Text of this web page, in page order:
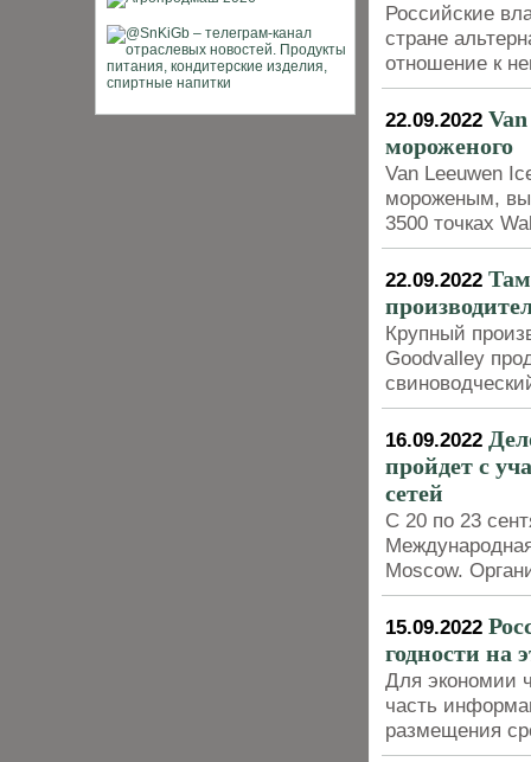
Российские
стране
отношение к
22.09.2022
мороженого
Van Leeuwen
мороженым,
3500 точках
22.09.2022
Крупный
Goodvalley
16.09.2022
пройдет с
сетей
С 20 по 23
Moscow.
15.09.2022
годности на
Для экономии
часть
размещения